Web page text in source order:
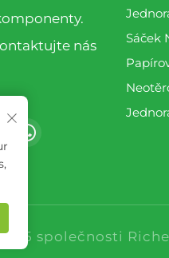
nás
Sáček
společnosti